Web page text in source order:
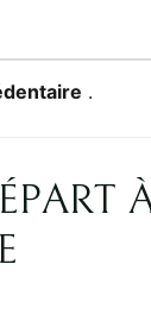
.